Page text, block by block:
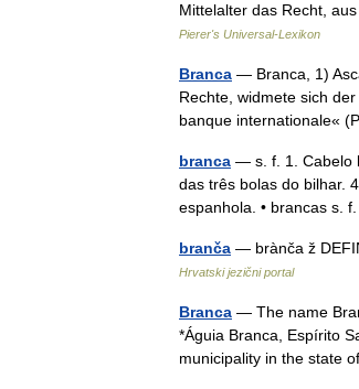
Mittelalter das Recht,
Pierer's Universal-Lexikon
Branca — Branca, 1)
Rechte, widmete sich
banque internationale«
branca — s. f. 1. Cabelo
das três bolas do bilhar.
espanhola. • brancas s.
branča — brànča ž
Hrvatski jezični portal
Branca — The name
*Águia Branca, Espírito
municipality in the